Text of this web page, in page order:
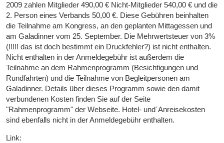
2009 zahlen Mitglieder 490,00 € Nicht-Mitglieder 540,00 € und die
2. Person eines Verbands 50,00 €. Diese Gebühren beinhalten
die Teilnahme am Kongress, an den geplanten Mittagessen und
am Galadinner vom 25. September. Die Mehrwertsteuer von 3%
(!!!!! das ist doch bestimmt ein Druckfehler?) ist nicht enthalten.
Nicht enthalten in der Anmeldegebühr ist außerdem die
Teilnahme an dem Rahmenprogramm (Besichtigungen und
Rundfahrten) und die Teilnahme von Begleitpersonen am
Galadinner. Details über dieses Programm sowie den damit
verbundenen Kosten finden Sie auf der Seite
"Rahmenprogramm" der Webseite. Hotel- und´Anreisekosten
sind ebenfalls nicht in der Anmeldegebühr enthalten.
Link: